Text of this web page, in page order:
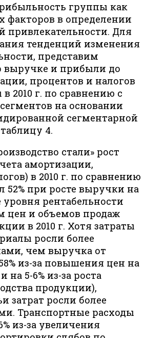
группы как
факторов в определении
привлекательности. Для
тенденций изменения
представим
и прибыли до
процентов и налогов
2010 г. по сравнению с
сегментов на основании
сегментарной
4.
стали» рост
амортизации,
в 2010 г. по сравнению
52% при росте выручки на
рентабельности
цен и объемов продаж
в 2010 г. Хотя затраты
росли более
чем выручка от
из-за повышения цен на
на 5-6% из-за роста
продукции),
затрат росли более
Транспортные расходы
из-за увеличения